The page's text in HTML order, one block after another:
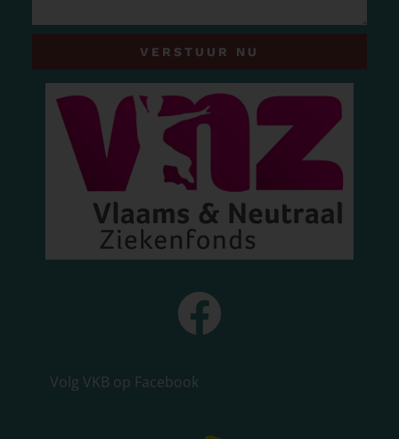
VERSTUUR NU
Volg VKB op Facebook